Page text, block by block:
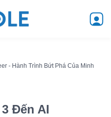
- Hành Trình Bứt Phá Của Minh
Đến AI